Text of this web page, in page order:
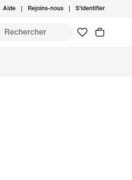
Aide Rejoins-nous S'identifier